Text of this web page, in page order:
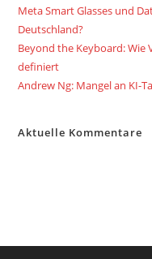
Meta Smart Glasses und
Deutschland?
Beyond the Keyboard: Wie
definiert
Andrew Ng: Mangel an KI-
Aktuelle Kommentare